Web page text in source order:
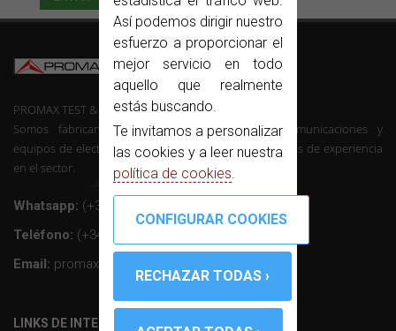
Así podemos dirigir nuestro
esfuerzo a proporcionar el
mejor servicio en todo
aquello que realmente
estás buscando.
Te invitamos a personalizar
las cookies y a leer nuestra
política de cookies.
PROMAX TEST & MEASUREMENT, SLU ©
Somos fabricantes de instrumentación de telecomunicaciones y
equipos de electrónica profesional con mas de 50 años de experiencia
en el sector.
Whatsapp: (+34) 607 26 65 32
Teléfono: (+34) 931 847 700
Email: promax@promax.es
LINKS DE INTERÉS